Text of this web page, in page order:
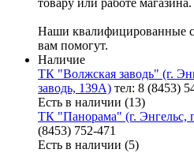
товару или работе магазина.
Наши квалифицированные
вам помогут.
Наличие
ТК "Волжская заводь" (г.
заводь, 139А) тел: 8 (8453)
Есть в наличии (13)
ТК "Панорама" (г. Энгельс,
(8453) 752-471
Есть в наличии (5)